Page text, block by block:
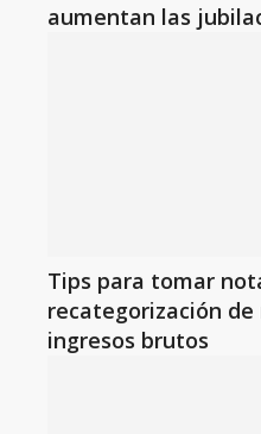
aumentan las
Tips para tomar
recategorización
ingresos brutos